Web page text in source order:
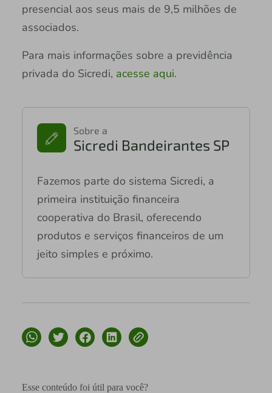
presencial aos seus mais de 9,5 milhões de
associados.
Para mais informações sobre a previdência
privada do Sicredi, acesse aqui.
Sobre a
Sicredi Bandeirantes SP
Fazemos parte do sistema Sicredi, a
primeira instituição financeira
cooperativa do Brasil, oferecendo
produtos e serviços financeiros de um
jeito simples e próximo.
Esse conteúdo foi útil para você?